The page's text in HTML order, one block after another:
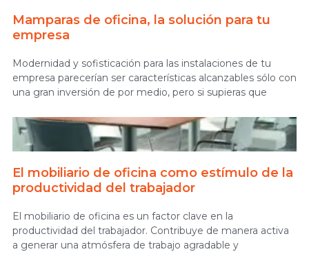
Mamparas de oficina, la solución para tu
empresa
Modernidad y sofisticación para las instalaciones de tu
empresa parecerían ser características alcanzables sólo con
una gran inversión de por medio, pero si supieras que
El mobiliario de oficina como estímulo de la
productividad del trabajador
El mobiliario de oficina es un factor clave en la
productividad del trabajador. Contribuye de manera activa
a generar una atmósfera de trabajo agradable y